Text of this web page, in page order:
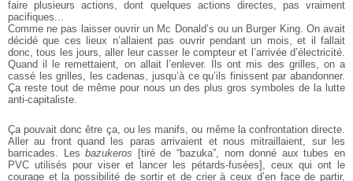
faire plusieurs actions, dont quelques actions directes, pas vraiment
pacifiques...
Comme ne pas laisser ouvrir un Mc Donald’s ou un Burger King. On avait
décidé que ces lieux n’allaient pas ouvrir pendant un mois, et il fallait
donc, tous les jours, aller leur casser le compteur et l’arrivée d’électricité.
Quand il le remettaient, on allait l’enlever. Ils ont mis des grilles, on a
cassé les grilles, les cadenas, jusqu’à ce qu’ils finissent par abandonner.
Ça reste tout de mêmepour nous un des plus gros symboles de la lutte
anti-capitaliste.
Ça pouvait donc être ça, ou les manifs, ou même laconfrontation directe.
Aller au front quand les paras arrivaient et nous mitraillaient, sur les
barricades. Lesbazukeros [tiré de “bazuka”, nom donné aux tubes en
PVC utilisés pour viser et lancer les pétards-fusées], ceux qui ont le
courage etla possibilité de sortir et de crier à ceux d’enface de partir,